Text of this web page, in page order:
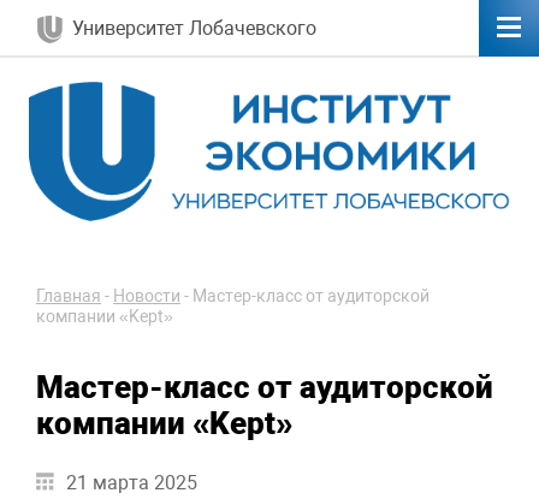
Университет Лобачевского
Главная - Новости - Мастер-класс от аудиторской
компании «Kept»
Мастер-класс от аудиторской
компании «Kept»
21 марта 2025